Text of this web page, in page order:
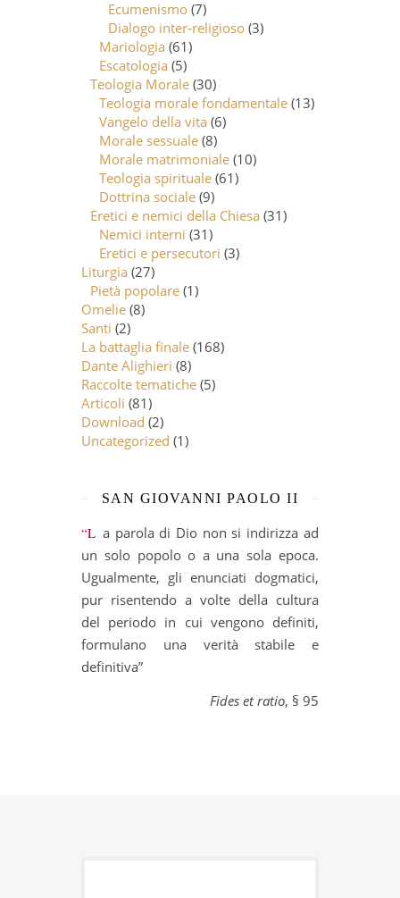
Ecumenismo (7)
Dialogo inter-religioso (3)
Mariologia (61)
Escatologia (5)
Teologia Morale (30)
Teologia morale fondamentale (13)
Vangelo della vita (6)
Morale sessuale (8)
Morale matrimoniale (10)
Teologia spirituale (61)
Dottrina sociale (9)
Eretici e nemici della Chiesa (31)
Nemici interni (31)
Eretici e persecutori (3)
Liturgia (27)
Pietà popolare (1)
Omelie (8)
Santi (2)
La battaglia finale (168)
Dante Alighieri (8)
Raccolte tematiche (5)
Articoli (81)
Download (2)
Uncategorized (1)
SAN GIOVANNI PAOLO II
“La parola di Dio non si indirizza ad
un solo popolo o a una sola epoca.
Ugualmente, gli enunciati dogmatici,
pur risentendo a volte della cultura
del periodo in cui vengono definiti,
formulano una verità stabile e
definitiva”
Fides et ratio, § 95